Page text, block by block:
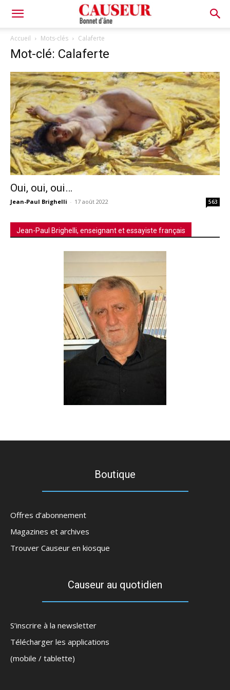
Bonnet
d'âne
Accueil Mots-clés Calaferte
Mot-clé: Calaferte
Oui, oui, oui…
Jean-Paul Brighelli - 17 août 2022 563
Jean-Paul Brighelli, enseignant et essayiste français
Boutique
Offres d’abonnement
Magazines et archives
Trouver Causeur en kiosque
Causeur au quotidien
S’inscrire à la newsletter
Télécharger les applications
(mobile / tablette)